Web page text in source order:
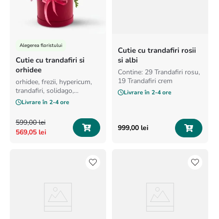
Alegerea floristului
Cutie cu trandafiri si
orhidee
orhidee, frezii, hypericum,
trandafiri, solidago,
minirosa, santini
Livrare în 2-4 ore
599,00 lei
569,05 lei
Cutie cu trandafiri rosii
si albi
Contine: 29 Trandafiri rosu,
19 Trandafiri crem
Livrare în 2-4 ore
999,00 lei